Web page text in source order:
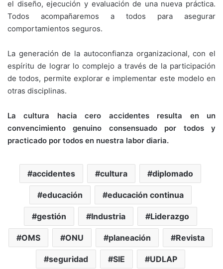
el diseño, ejecución y evaluación de una nueva práctica.
Todos acompañaremos a todos para asegurar
comportamientos seguros.
La generación de la autoconfianza organizacional, con el
espíritu de lograr lo complejo a través de la participación
de todos, permite explorar e implementar este modelo en
otras disciplinas.
La cultura hacia cero accidentes resulta en un
convencimiento genuino consensuado por todos y
practicado por todos en nuestra labor diaria.
accidentes cultura diplomado
educación educación continua
gestión Industria Liderazgo
OMS ONU planeación Revista
seguridad SIE UDLAP